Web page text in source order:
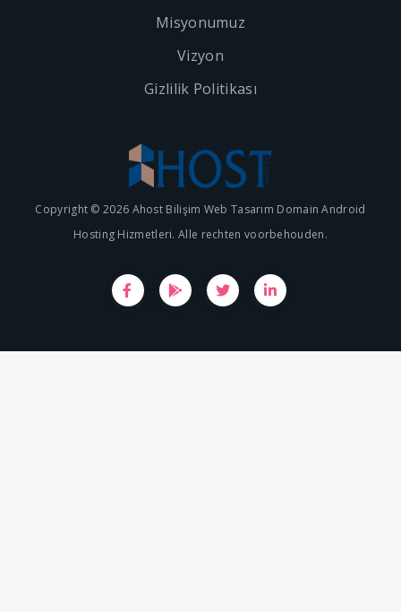
Misyonumuz
Vizyon
Gizlilik Politikası
Copyright © 2026 Ahost Bilişim Web Tasarım Domain Android
Hosting Hizmetleri. Alle rechten voorbehouden.